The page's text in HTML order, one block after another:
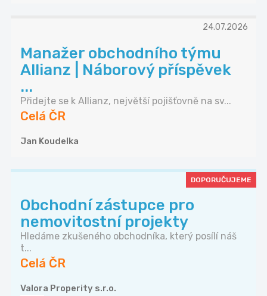
24.07.2026
Manažer obchodního týmu
Allianz | Náborový příspěvek
...
Přidejte se k Allianz, největší pojišťovně na sv...
Celá ČR
Jan Koudelka
DOPORUČUJEME
Obchodní zástupce pro
nemovitostní projekty
Hledáme zkušeného obchodníka, který posílí náš
t...
Celá ČR
Valora Properity s.r.o.